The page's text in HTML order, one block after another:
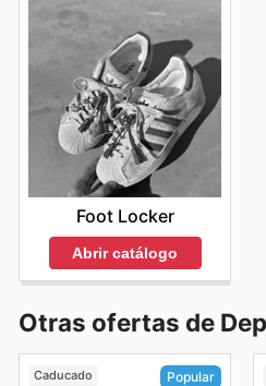
Foot Locker
Abrir catálogo
Otras ofertas de
Caducado Popular